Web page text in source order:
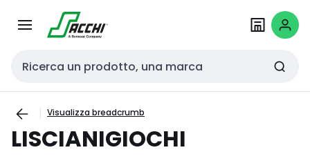
navigazionecontenuto
Cerca input
Visualizza breadcrumb
LISCIANIGIOCHI